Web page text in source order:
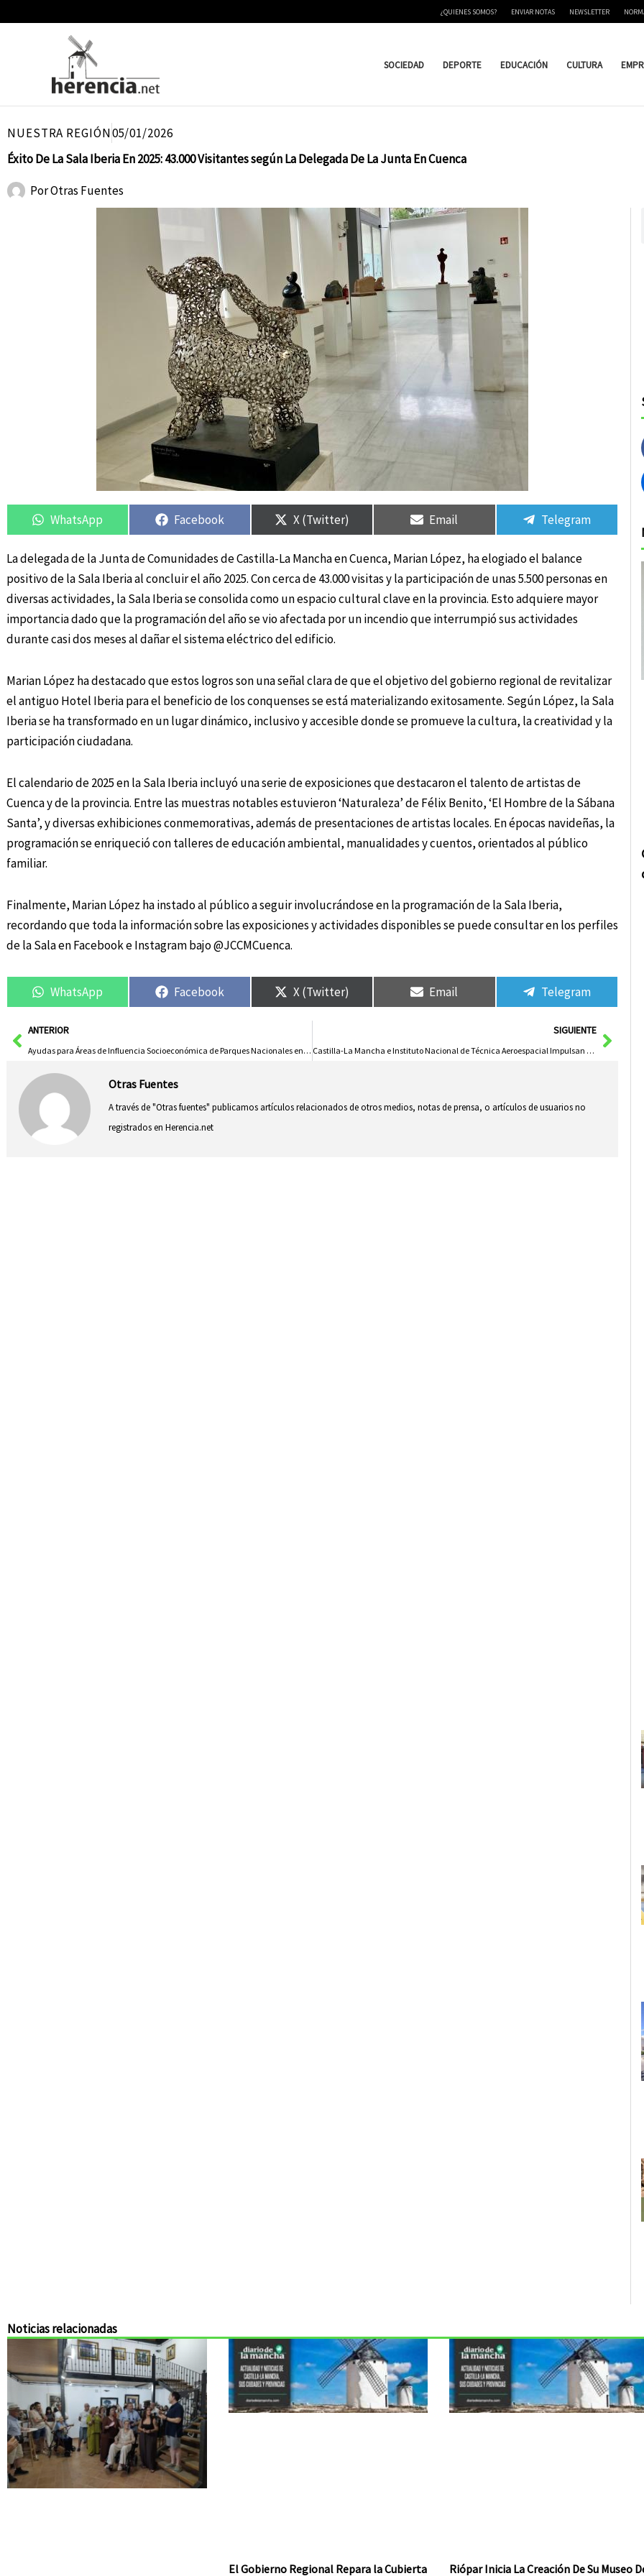
¿QUIENES SOMOS? ENVIAR NOTAS NEWSLETTER
SOCIEDAD DEPORTE EDUCACIÓN CULTURA
NUESTRA REGIÓN05/01/2026
Éxito De La Sala Iberia En 2025: 43.000 Visitantes según La Delegada De La Junta En Cuenca
PorOtras Fuentes
Compartir
en
WhatsApp
Compartir
en
Facebook
Compartir
en
X (Twitter)
Compartir
en
Email
en
Telegram
La delegada de la Junta de Comunidades de Castilla-La Mancha en Cuenca, Marian López, ha elogiado el balance
positivo de la Sala Iberia al concluir el año 2025. Con cerca de 43.000 visitas y la participación de unas 5.500 personas en
diversas actividades, la Sala Iberia se consolida como un espacio cultural clave en la provincia. Esto adquiere mayor
importancia dado que la programación del año se vio afectada por un incendio que interrumpió sus actividades
durante casi dos meses al dañar el sistema eléctrico del edificio.
Marian López ha destacado que estos logros son una señal clara de que el objetivo del gobierno regional de revitalizar
el antiguo Hotel Iberia para el beneficio de los conquenses se está materializando exitosamente. Según López, la Sala
Iberia se ha transformado en un lugar dinámico, inclusivo y accesible donde se promueve la cultura, la creatividad y la
participación ciudadana.
El calendario de 2025 en la Sala Iberia incluyó una serie de exposiciones que destacaron el talento de artistas de
Cuenca y de la provincia. Entre las muestras notables estuvieron ‘Naturaleza’ de Félix Benito, ‘El Hombre de la Sábana
Santa’, y diversas exhibiciones conmemorativas, además de presentaciones de artistas locales. En épocas navideñas, la
programación se enriqueció con talleres de educación ambiental, manualidades y cuentos, orientados al público
familiar.
Finalmente, Marian López ha instado al público a seguir involucrándose en la programación de la Sala Iberia,
recordando que toda la información sobre las exposiciones y actividades disponibles se puede consultar en los perfiles
de la Sala en Facebook e Instagram bajo @JCCMCuenca.
Compartir
en
WhatsApp
Compartir
en
Facebook
Compartir
en
X (Twitter)
Compartir
en
Email
en
Telegram
AntANTERIOR
Ayudas para Áreas de Influencia Socioeconómica de Parques Nacionales en Castilla-La Mancha
SIGUIENTE
Castilla-La Mancha e Instituto Nacional de Técnica Aeroespacial Impulsan Formación Dual en Defensa, Aeronáutica e Inteligencia Artificial
Otras Fuentes
A través de "Otras fuentes" publicamos artículos relacionados de otros medios, notas de prensa, o artículos de usuarios no
registrados en Herencia.net
Noticias relacionadas
El Gobierno Regional Repara la Cubierta Riópar Inicia La Creación De Su Museo